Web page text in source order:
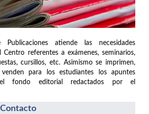
atiende las necesidades
Centro referentes a exámenes, seminarios,
cursillos, etc. Asimismo se imprimen,
para los estudiantes los apuntes
fondo editorial redactados por el